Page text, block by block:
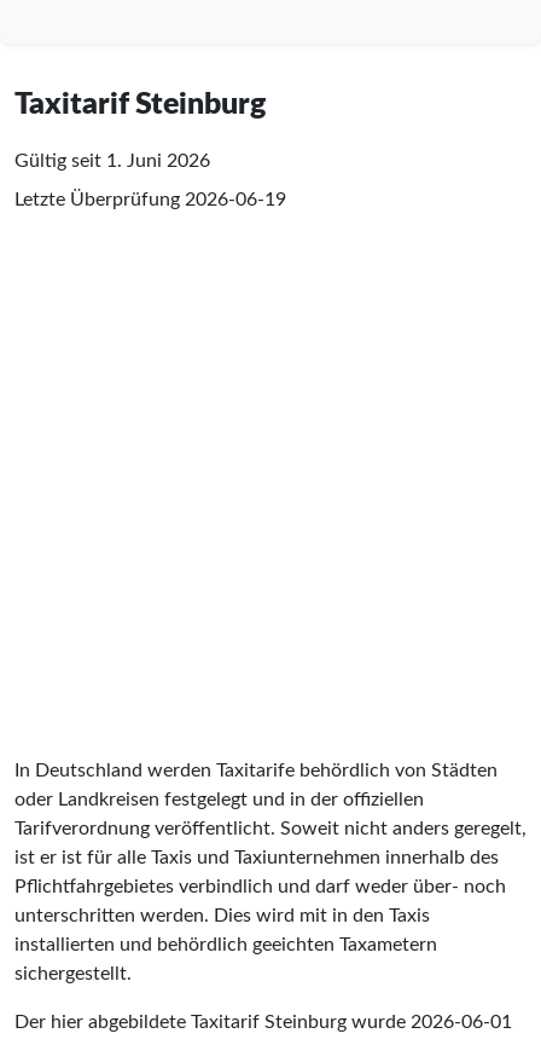
Taxitarif Steinburg
Gültig seit 1. Juni 2026
Letzte Überprüfung 2026-06-19
In Deutschland werden Taxitarife behördlich von Städten
oder Landkreisen festgelegt und in der offiziellen
Tarifverordnung veröffentlicht. Soweit nicht anders geregelt,
ist er ist für alle Taxis und Taxiunternehmen innerhalb des
Pflichtfahrgebietes verbindlich und darf weder über- noch
unterschritten werden. Dies wird mit in den Taxis
installierten und behördlich geeichten Taxametern
sichergestellt.
Der hier abgebildete Taxitarif Steinburg wurde 2026-06-01